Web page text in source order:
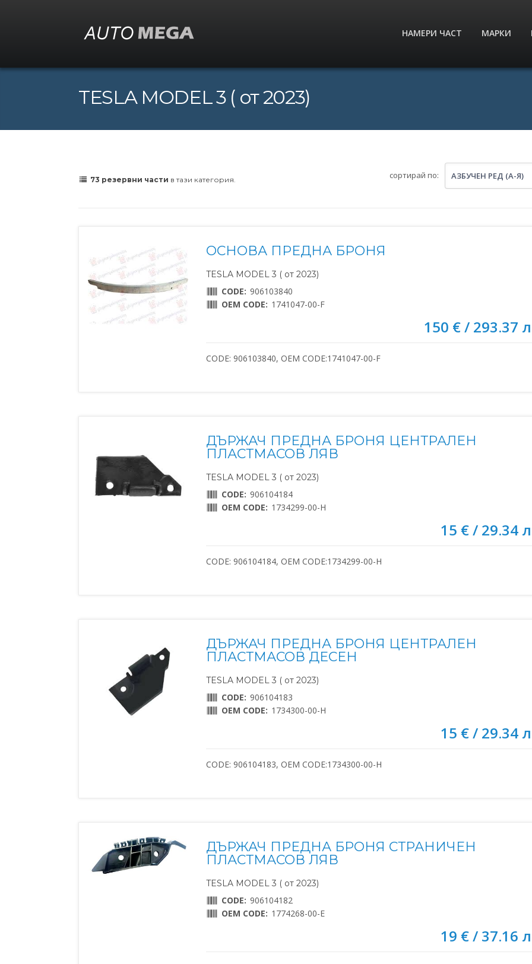
НАМЕРИ ЧАСТ МАРКИ
TESLA MODEL 3 ( от 2023)
73 резервни части в тази категория. сортирай по: АЗБУЧЕН РЕД (А-Я)
ОСНОВА ПРЕДНА БРОНЯ
TESLA MODEL 3 ( от 2023)
CODE: 906103840
OEM CODE: 1741047-00-F
150 € / 293.37
CODE: 906103840, OEM CODE:1741047-00-F
ДЪРЖАЧ ПРЕДНА БРОНЯ ЦЕНТРАЛЕН
ПЛАСТМАСОВ ЛЯВ
TESLA MODEL 3 ( от 2023)
CODE: 906104184
OEM CODE: 1734299-00-H
15 € / 29.34
CODE: 906104184, OEM CODE:1734299-00-H
ДЪРЖАЧ ПРЕДНА БРОНЯ ЦЕНТРАЛЕН
ПЛАСТМАСОВ ДЕСЕН
TESLA MODEL 3 ( от 2023)
CODE: 906104183
OEM CODE: 1734300-00-H
15 € / 29.34
CODE: 906104183, OEM CODE:1734300-00-H
ДЪРЖАЧ ПРЕДНА БРОНЯ СТРАНИЧЕН
ПЛАСТМАСОВ ЛЯВ
TESLA MODEL 3 ( от 2023)
CODE: 906104182
OEM CODE: 1774268-00-E
19 € / 37.16